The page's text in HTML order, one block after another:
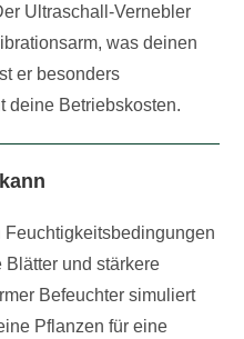
Ultraschall-Vernebler
was deinen
er besonders
deine Betriebskosten.
und stärkere
Befeuchter simuliert
Pflanzen für eine